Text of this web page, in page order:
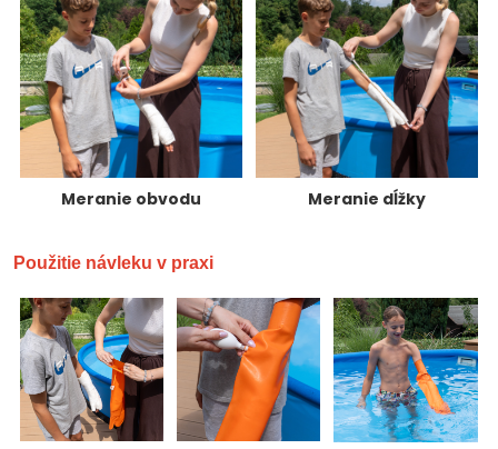
Meranie obvodu Meranie dĺžky
Použitie návleku v praxi